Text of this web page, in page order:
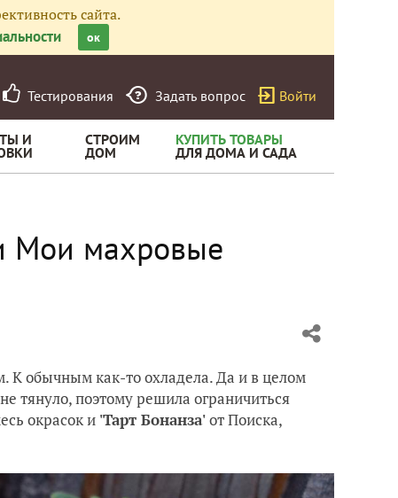
сайта.
ок
Тестирования Задать вопрос Войти
И СТРОИМ
ДОМ
КУПИТЬ ТОВАРЫ
ДЛЯ ДОМА И САДА
Мои махровые
К обычным как-то охладела. Да и в целом
тянуло, поэтому решила ограничиться
окрасок и 'Тарт Бонанза'от Поиска,